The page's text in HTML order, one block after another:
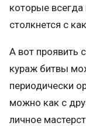
которые всегда
столкнется с
А вот проявить
кураж битвы
периодически
можно как с
личное